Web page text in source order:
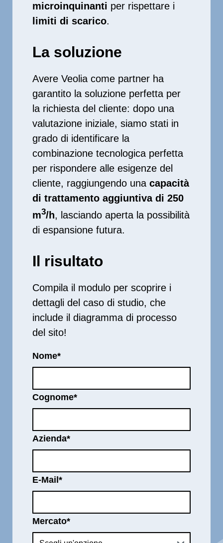
microinquinanti per rispettare i
limiti di scarico.
La soluzione
Avere Veolia come partner ha
garantito la soluzione perfetta per
la richiesta del cliente: dopo una
valutazione iniziale, siamo stati in
grado di identificare la
combinazione tecnologica perfetta
per rispondere alle esigenze del
cliente, raggiungendo una capacità
di trattamento aggiuntiva di 250
m3/h, lasciando aperta la possibilità
di espansione futura.
Il risultato
Compila il modulo per scoprire i
dettagli del caso di studio, che
include il diagramma di processo
del sito!
Nome*
Cognome*
Azienda*
E-Mail*
Mercato*